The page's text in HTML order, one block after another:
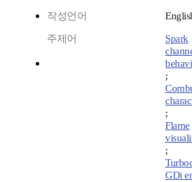
작성언어
주제어
Spark
;
;
Flame
;
GDi